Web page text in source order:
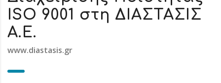
ISO 9001 στη ΔΙΑΣΤΑΣΙΣ
Α.Ε.
www.diastasis.gr